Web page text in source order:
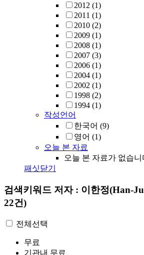
2012 (1)
2011 (1)
2010 (2)
2009 (1)
2008 (1)
2007 (3)
2006 (1)
2004 (1)
2002 (1)
1998 (2)
1994 (1)
작성언어
한국어 (9)
영어 (1)
오늘 본 자료
오늘 본 자료가 없습니
패싯닫기
검색키워드 저자 : 이한정(Han-
22건)
전체선택
무료
기관내 무료